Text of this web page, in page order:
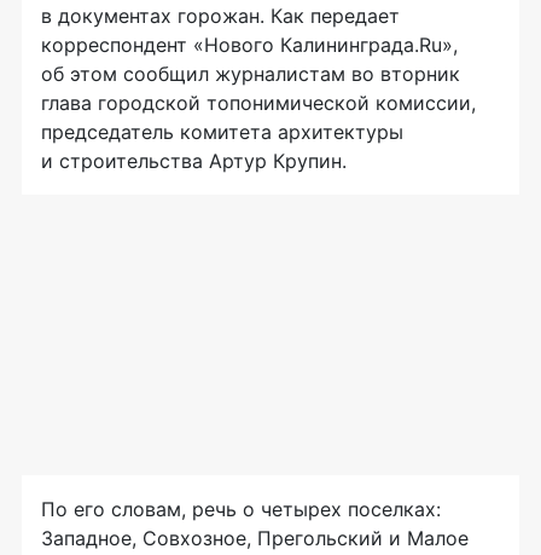
в документах горожан. Как передает
корреспондент «Нового Калининграда.Ru»,
об этом сообщил журналистам во вторник
глава городской топонимической комиссии,
председатель комитета архитектуры
и строительства Артур Крупин.
По его словам, речь о четырех поселках:
Западное, Совхозное, Прегольский и Малое